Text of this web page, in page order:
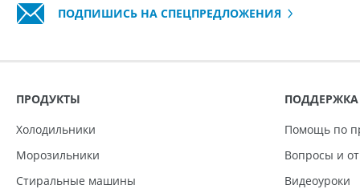
ПОДПИШИСЬ НА СПЕЦПРЕДЛОЖЕНИЯ
ПРОДУКТЫ
Холодильники
Морозильники
Стиральные машины
ПОДДЕРЖКА
Помощь по
Вопросы и
Видеоуроки